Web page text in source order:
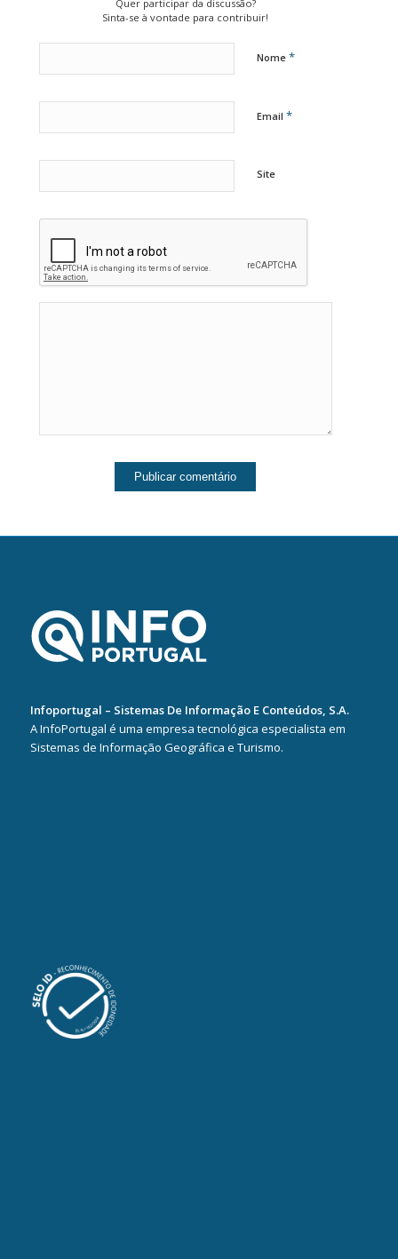
Quer participar da discussão?
Sinta-se à vontade para contribuir!
Nome *
Email *
Site
Infoportugal – Sistemas De Informação E Conteúdos, S.A.
A InfoPortugal é uma empresa tecnológica especialista em
Sistemas de Informação Geográfica e Turismo.